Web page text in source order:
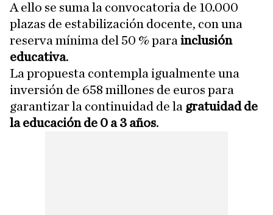
A ello se suma la convocatoria de 10.000
plazas de estabilización docente, con una
reserva mínima del 50 % para inclusión
educativa.
La propuesta contempla igualmente una
inversión de 658 millones de euros para
garantizar la continuidad de la gratuidad de
la educación de 0 a 3 años.